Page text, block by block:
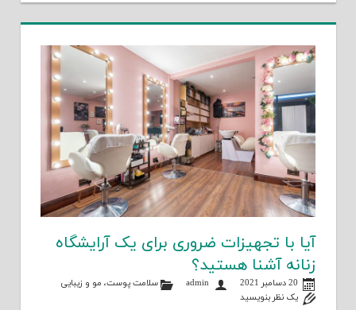
آیا با تجهیزات ضروری برای یک آرایشگاه
زنانه آشنا هستید؟
20 دسامبر 2021 admin
سلامت پوست، مو و زیبایی
یک نظر بنویسید